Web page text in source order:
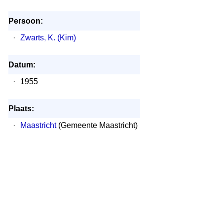
Persoon:
·
Zwarts, K. (Kim)
Datum:
·
1955
Plaats:
·
Maastricht(Gemeente Maastricht)